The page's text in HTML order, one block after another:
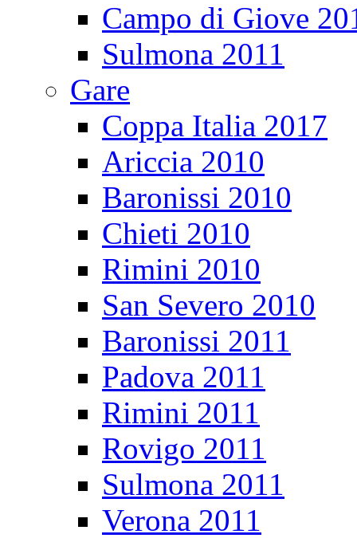
Campo di Giove
Sulmona 2011
Gare
Coppa Italia 2017
Ariccia 2010
Baronissi 2010
Chieti 2010
Rimini 2010
San Severo 2010
Baronissi 2011
Padova 2011
Rimini 2011
Rovigo 2011
Sulmona 2011
Verona 2011